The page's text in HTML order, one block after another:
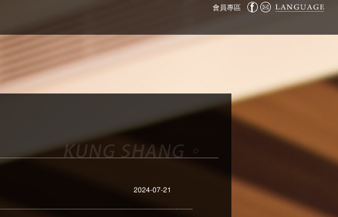
會員專區
2024-07-21